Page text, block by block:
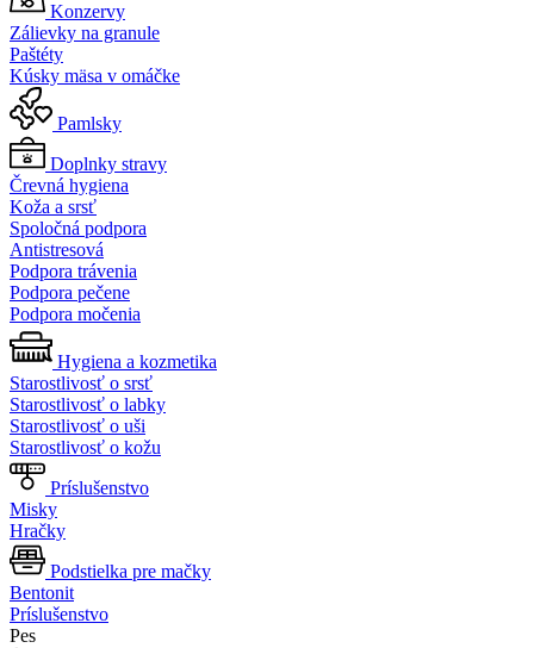
Konzervy
Zálievky na granule
Paštéty
Kúsky mäsa v omáčke
Pamlsky
Doplnky stravy
Črevná hygiena
Koža a srsť
Spoločná podpora
Antistresová
Podpora trávenia
Podpora pečene
Podpora močenia
Hygiena a kozmetika
Starostlivosť o srsť
Starostlivosť o labky
Starostlivosť o uši
Starostlivosť o kožu
Príslušenstvo
Misky
Hračky
Podstielka pre mačky
Bentonit
Príslušenstvo
Pes